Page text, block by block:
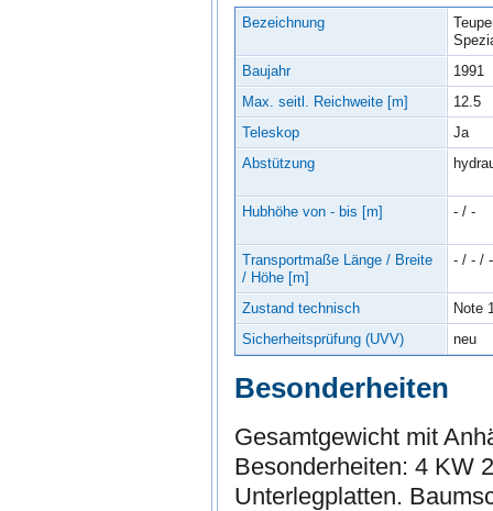
Bezeichnung
Baujahr
1991
Max. seitl. Reichweite [m]
12.5
Teleskop
Ja
Abstützung
Hubhöhe von - bis [m] - / -
Transportmaße Länge / Breite
/ Höhe [m]
- / - / -
Zustand technisch
Note
Sicherheitsprüfung (UVV)
neu
Besonderheiten
Gesamtgewicht mit
Besonderheiten: 4 KW
Unterlegplatten.